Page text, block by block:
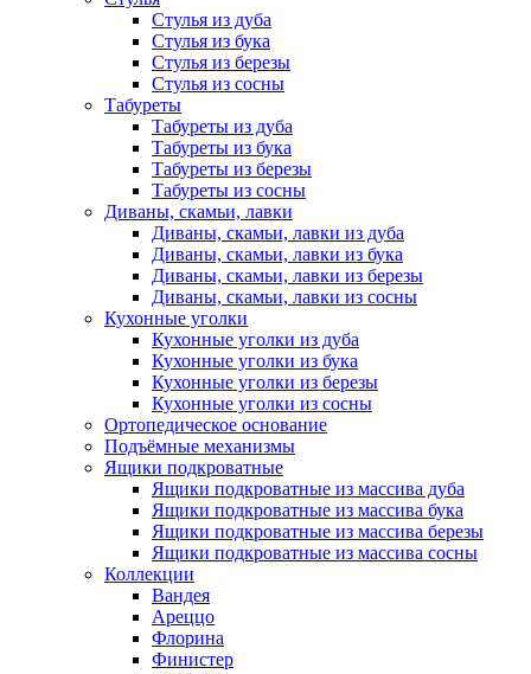
Стулья из дуба
Стулья из бука
Стулья из березы
Стулья из сосны
Табуреты
Табуреты из дуба
Табуреты из бука
Табуреты из березы
Табуреты из сосны
Диваны, скамьи, лавки
Диваны, скамьи, лавки из дуба
Диваны, скамьи, лавки из бука
Диваны, скамьи, лавки из березы
Диваны, скамьи, лавки из сосны
Кухонные уголки
Кухонные уголки из дуба
Кухонные уголки из бука
Кухонные уголки из березы
Кухонные уголки из сосны
Ортопедическое основание
Подъёмные механизмы
Ящики подкроватные
Ящики подкроватные из массива дуба
Ящики подкроватные из массива бука
Ящики подкроватные из массива березы
Ящики подкроватные из массива сосны
Коллекции
Вандея
Ареццо
Флорина
Финистер